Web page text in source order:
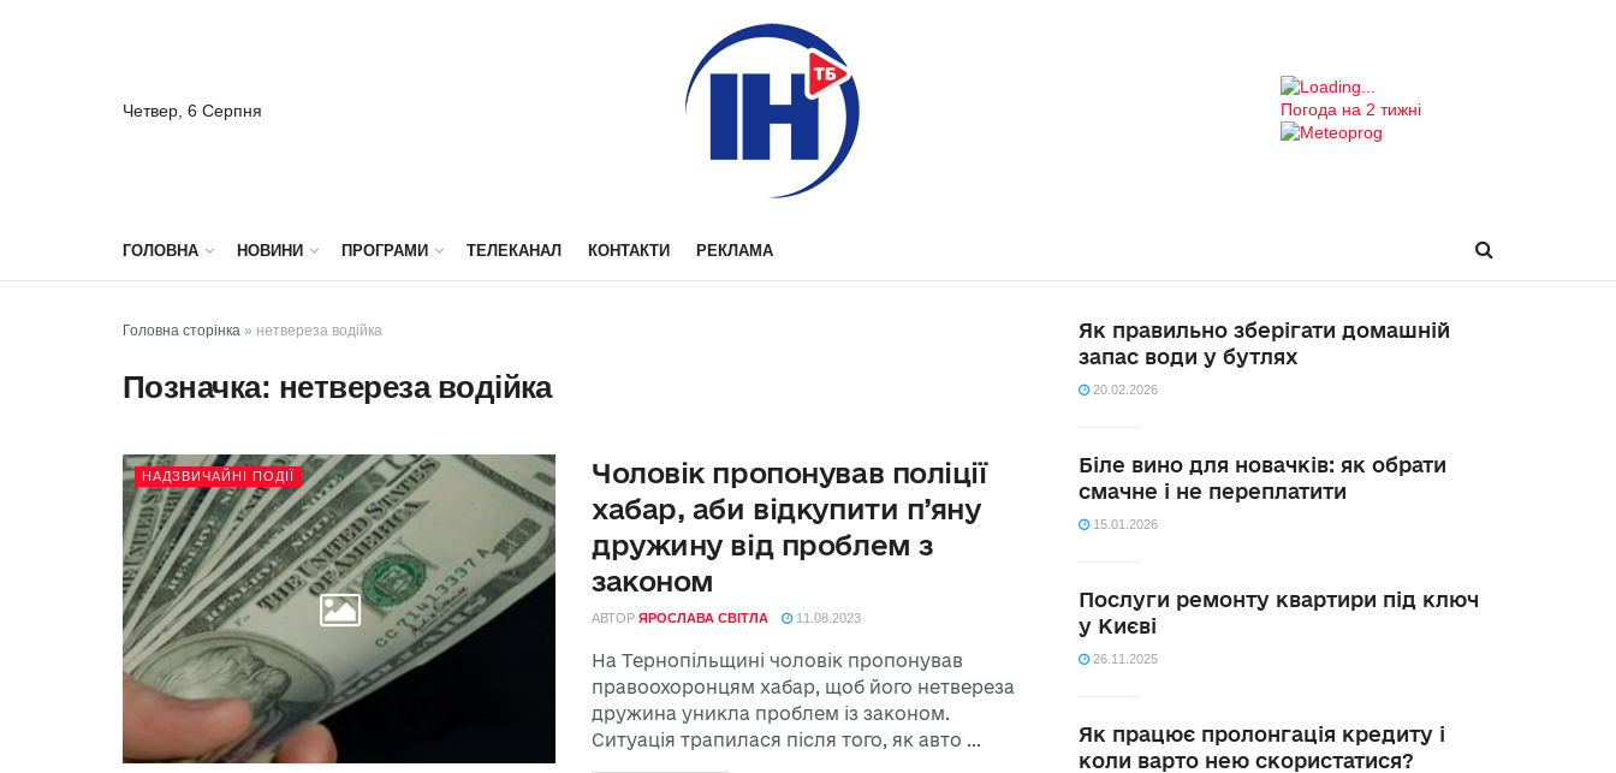
Четвер, 6 Серпня Погода на 2 тижні
ГОЛОВНА НОВИНИ ПРОГРАМИ ТЕЛЕКАНАЛ КОНТАКТИ РЕКЛАМА
Головна сторінка » нетвереза водійка
Позначка: нетвереза водійка
НАДЗВИЧАЙНІ ПОДІЇ
Чоловік пропонував поліції
хабар, аби відкупити п’яну
дружину від проблем з
законом
АВТОР ЯРОСЛАВА СВІТЛА 11.08.2023
На Тернопільщині чоловік пропонував
правоохоронцям хабар, щоб його нетвереза
дружина уникла проблем із законом.
Ситуація трапилася після того, як авто ...
Як правильно зберігати домашній
запас води у бутлях
20.02.2026
Біле вино для новачків: як обрати
смачне і не переплатити
15.01.2026
Послуги ремонту квартири під ключ
у Києві
26.11.2025
Як працює пролонгація кредиту і
коли варто нею скористатися?